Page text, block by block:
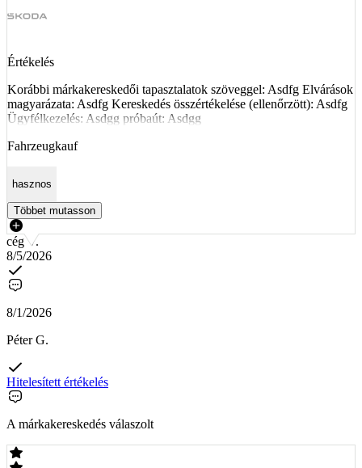
Értékelés
Korábbi márkakereskedői tapasztalatok szöveggel: Asdfg Elvárások
magyarázata: Asdfg Kereskedés összértékelése (ellenőrzött): Asdfg
Ügyfélkezelés: Asdgg próbaút: Asdgg
Fahrzeugkauf
hasznos
Többet mutasson
cég V.
8/5/2026
8/1/2026
Péter G.
Hitelesített értékelés
A márkakereskedés válaszolt